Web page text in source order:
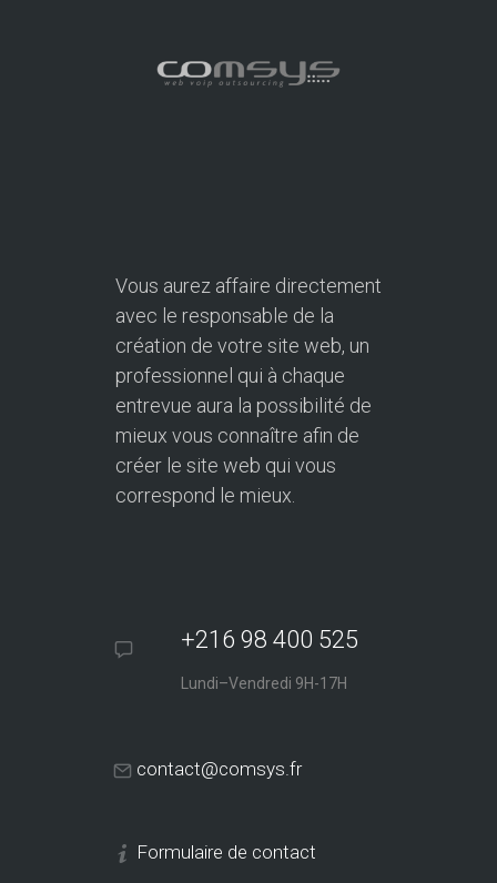
Vous aurez affaire directement
avec le responsable de la
création de votre site web, un
professionnel qui à chaque
entrevue aura la possibilité de
mieux vous connaître afin de
créer le site web qui vous
correspond le mieux.
+216 98 400 525
Lundi–Vendredi 9H-17H
contact@comsys.fr
Formulaire de contact